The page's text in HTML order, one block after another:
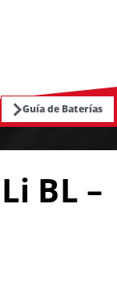
Guía de Baterías
BL –